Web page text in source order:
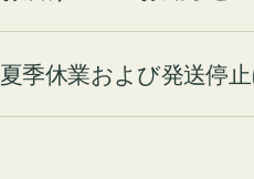
夏季休業および発送停